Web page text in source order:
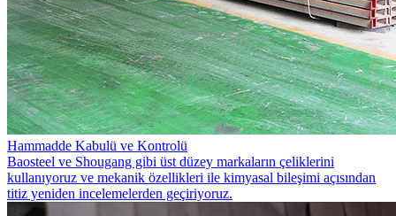
Hammadde Kabulü ve Kontrolü
Baosteel ve Shougang gibi üst düzey markaların çeliklerini
kullanıyoruz ve mekanik özellikleri ile kimyasal bileşimi açısından
titiz yeniden incelemelerden geçiriyoruz.